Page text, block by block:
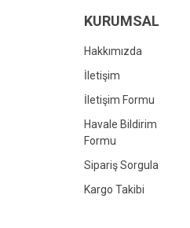
Bu ürüne
KURUMSAL
Hakkımızda
İletişim
İletişim Formu
Havale Bildirim
Formu
Sipariş Sorgula
Kargo Takibi